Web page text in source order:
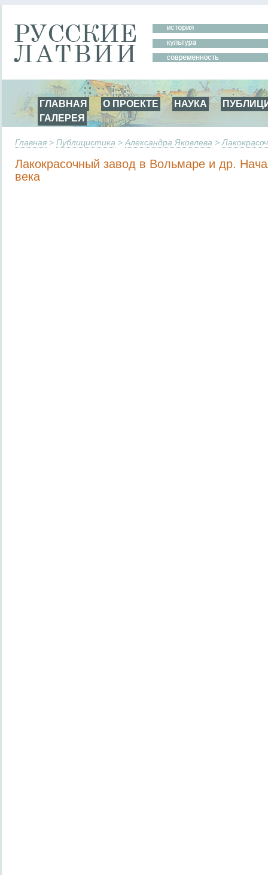
ГЛАВНАЯ О ПРОЕКТЕ НАУКА
ГАЛЕРЕЯ
Главная > Публицистика > Александра Яковлева >
Лакокрасочный завод в Вольмаре и др.
века